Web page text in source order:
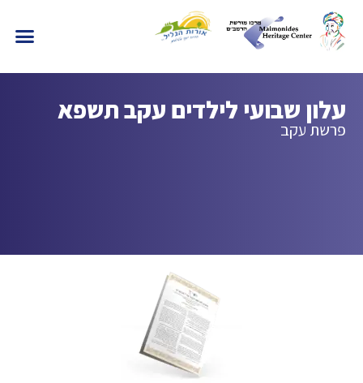
עלון שבועי לילדים עקב תשפא
פרשת עקב